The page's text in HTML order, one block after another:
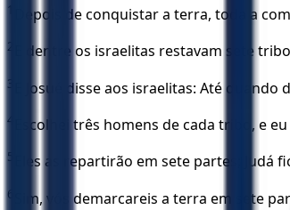
1 Depois de conquistar a terra, toda a
2 E dentre os israelitas restavam sete
3 E Josué disse aos israelitas: Até
4 Escolhei três homens de cada tribo, e
5 Eles as repartirão em sete partes; Judá
6 Sim, vós demarcareis a terra em sete